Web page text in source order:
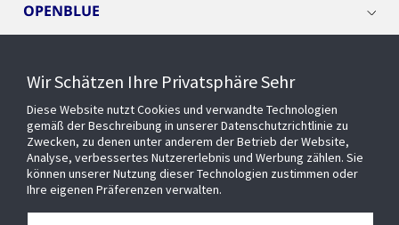
OPENBLUE
EVENTS
Über uns
Wir Schätzen Ihre Privatsphäre Sehr
Diese Website nutzt Cookies und verwandte Technologien
gemäß der Beschreibung in unserer Datenschutzrichtlinie zu
Zwecken, zu denen unter anderem der Betrieb der Website,
Analyse, verbessertes Nutzererlebnis und Werbung zählen. Sie
können unserer Nutzung dieser Technologien zustimmen oder
Ihre eigenen Präferenzen verwalten.